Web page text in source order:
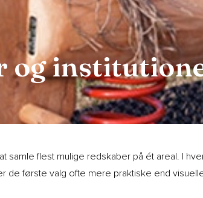
og
samle flest mulige redskaber på ét areal. I
de første valg ofte mere praktiske end